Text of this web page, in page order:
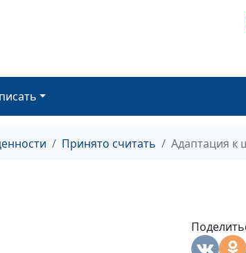
Принято считать Адаптация к
самостоятельности в
Можно ли воспитать